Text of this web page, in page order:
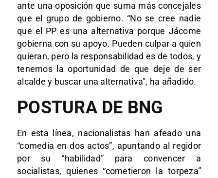
ante una oposición que suma más concejales
que el grupo de gobierno. “No se cree nadie
que el PP es una alternativa porque Jácome
gobierna con su apoyo. Pueden culpar a quien
quieran, pero la responsabilidad es de todos, y
tenemos la oportunidad de que deje de ser
alcalde y buscar una alternativa”, ha añadido.
POSTURA DE BNG
En esta línea, nacionalistas han afeado una
“comedia en dos actos”, apuntando al regidor
por su “habilidad” para convencer a
socialistas, quienes “cometieron la torpeza”